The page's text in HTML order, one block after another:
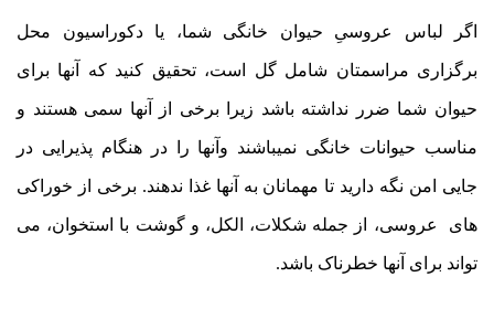
اگر لباس عروسیِ حیوان خانگی شما، یا دکوراسیون محل
برگزاری مراسمتان شامل گل است، تحقیق کنید که آنها برای
حیوان شما ضرر نداشته باشد زیرا برخی از آنها سمی هستند و
مناسب حیوانات خانگی نمیباشند وآنها را در هنگام پذیرایی در
جایی امن نگه دارید تا مهمانان به آنها غذا ندهند. برخی از خوراکی
های عروسی، از جمله شکلات، الکل، و گوشت با استخوان، می
تواند برای آنها خطرناک باشد.